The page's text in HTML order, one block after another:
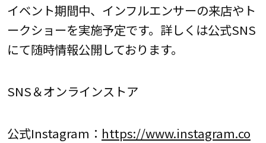
イベント期間中、インフルエンサーの来店やト
ークショーを実施予定です。詳しくは公式SNS
にて随時情報公開しております。
SNS＆オンラインストア
公式Instagram： https://www.instagram.co